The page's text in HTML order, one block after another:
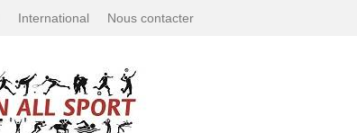
International Nous contacter